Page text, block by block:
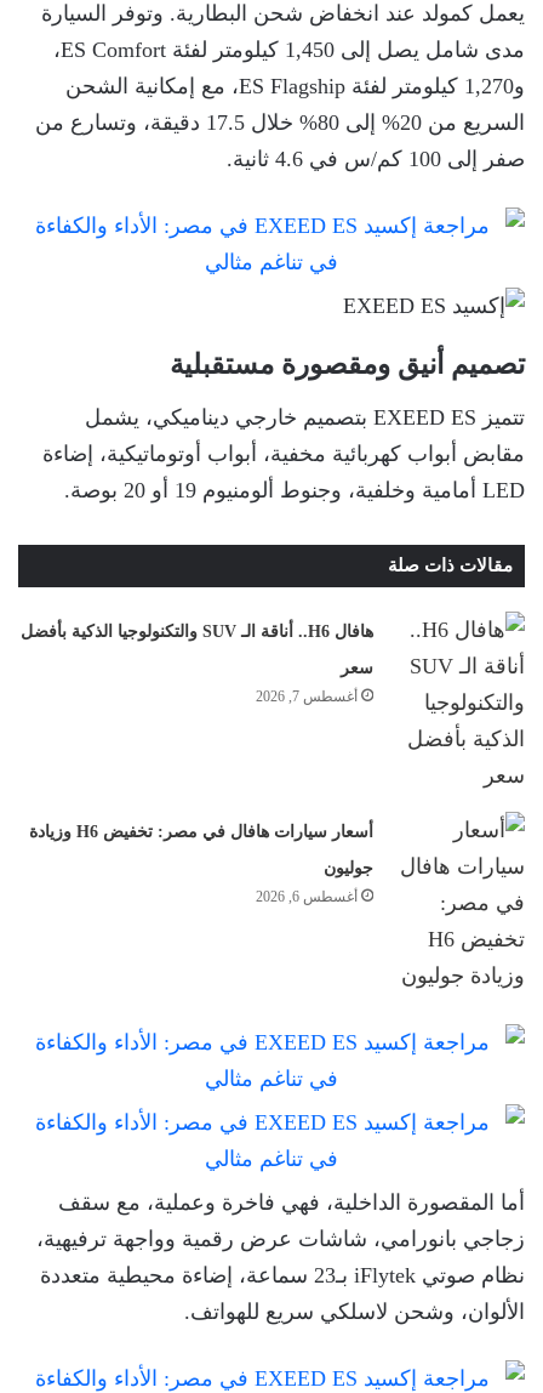
يعمل كمولد عند انخفاض شحن البطارية. وتوفر السيارة
مدى شامل يصل إلى 1,450 كيلومتر لفئة ES Comfort،
و1,270 كيلومتر لفئة ES Flagship، مع إمكانية الشحن
السريع من 20% إلى 80% خلال 17.5 دقيقة، وتسارع من
صفر إلى 100 كم/س في 4.6 ثانية.
تصميم أنيق ومقصورة مستقبلية
تتميز EXEED ES بتصميم خارجي ديناميكي، يشمل
مقابض أبواب كهربائية مخفية، أبواب أوتوماتيكية، إضاءة
LED أمامية وخلفية، وجنوط ألومنيوم 19 أو 20 بوصة.
مقالات ذات صلة
هافال H6.. أناقة الـ SUV والتكنولوجيا الذكية بأفضل
سعر
أغسطس 7, 2026
أسعار سيارات هافال في مصر: تخفيض H6 وزيادة
جوليون
أغسطس 6, 2026
أما المقصورة الداخلية، فهي فاخرة وعملية، مع سقف
زجاجي بانورامي، شاشات عرض رقمية وواجهة ترفيهية،
نظام صوتي iFlytek بـ23 سماعة، إضاءة محيطية متعددة
الألوان، وشحن لاسلكي سريع للهواتف.